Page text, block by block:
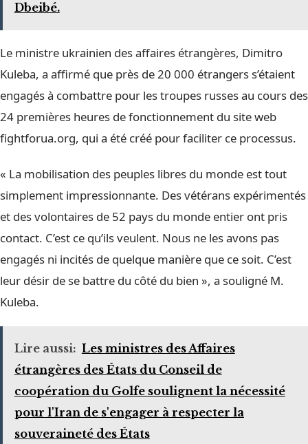
Dbeibé.
Le ministre ukrainien des affaires étrangères, Dimitro
Kuleba, a affirmé que près de 20 000 étrangers s’étaient
engagés à combattre pour les troupes russes au cours des
24 premières heures de fonctionnement du site web
fightforua.org, qui a été créé pour faciliter ce processus.
« La mobilisation des peuples libres du monde est tout
simplement impressionnante. Des vétérans expérimentés
et des volontaires de 52 pays du monde entier ont pris
contact. C’est ce qu’ils veulent. Nous ne les avons pas
engagés ni incités de quelque manière que ce soit. C’est
leur désir de se battre du côté du bien », a souligné M.
Kuleba.
Lire aussi: Les ministres des Affaires
étrangères des États du Conseil de
coopération du Golfe soulignent la nécessité
pour l'Iran de s'engager à respecter la
souveraineté des États